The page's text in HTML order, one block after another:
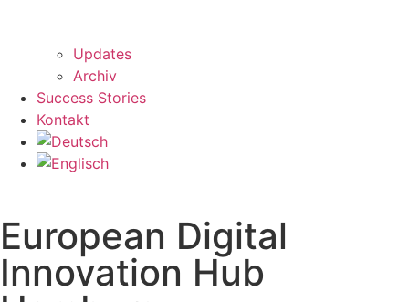
Updates
Archiv
Success Stories
Kontakt
European Digital
Innovation Hub